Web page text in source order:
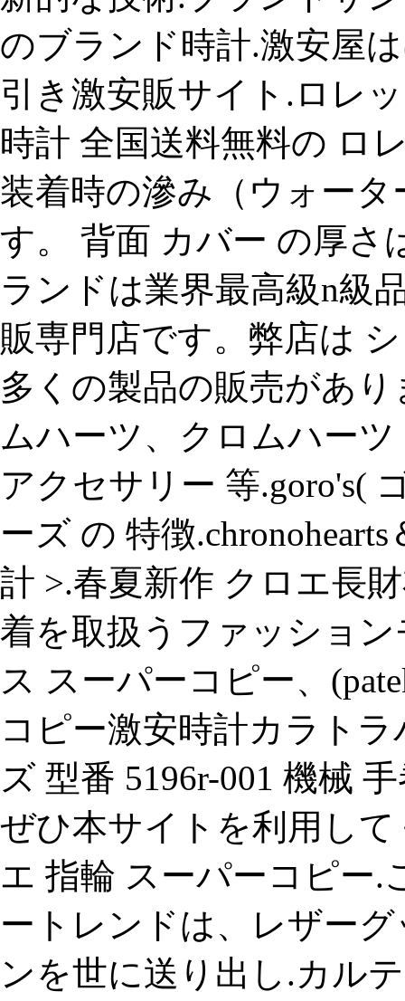
のブランド時計.激安屋
引き激安販サイト.ロレ
時計 全国送料無料の ロ
装着時の滲み（ウォー
す。 背面 カバー の厚さ
ランドは業界最高級n級
販専門店です。弊店は
多くの製品の販売があ
ムハーツ、クロムハー
アクセサリー 等.goro's(
ーズ の 特徴
計 >.春夏新作 クロエ長
着を取扱うファッショ
ス スーパーコピー、
コピー激安時計カラト
ズ 型番 5196r-001 機械
ぜひ本サイトを利用し
エ 指輪 スーパーコピー.
ートレンドは、レザー
ンを世に送り出し.カル